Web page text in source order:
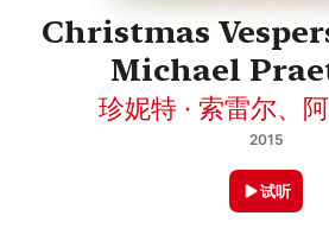
Christmas
Michael
珍妮特 · 索雷尔、
2015
试听